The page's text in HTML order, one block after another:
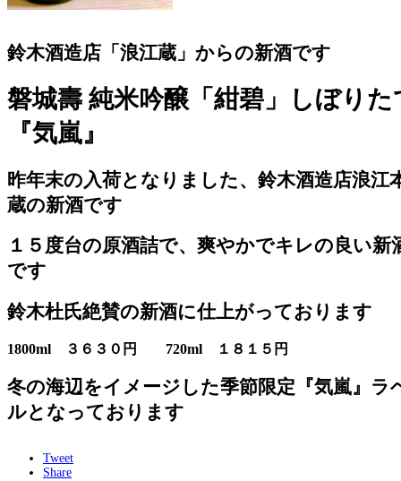
鈴木酒造店「浪江蔵」からの新酒です
磐城壽 純米吟醸「紺碧」しぼりた
『気嵐』
昨年末の入荷となりました、鈴木酒造店浪江
蔵の新酒です
１５度台の原酒詰で、爽やかでキレの良い新
です
鈴木杜氏絶賛の新酒に仕上がっております
1800ml ３６３０円 720ml １８１５円
冬の海辺をイメージした季節限定『気嵐』ラ
ルとなっております
Tweet
Share